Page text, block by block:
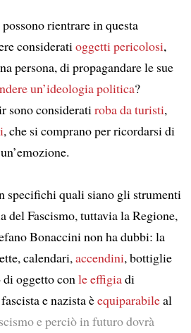
rientrare in questa
consideratioggetti pericolosi,
persona, di propagandare le sue
un’ideologia politica?
sono consideratiroba da turisti,
, che si comprano per ricordarsi di
specifichi quali siano gli strumenti
del Fascismo, tuttavia la Regione,
Bonaccini non ha dubbi: la
calendari,accendini, bottiglie
oggetto conle effigiadi
e nazista èequiparabileal
e perciò in futuro dovrà